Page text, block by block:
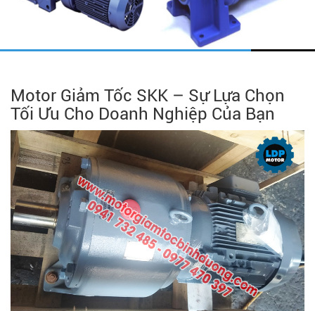
Motor Giảm Tốc SKK – Sự Lựa Chọn
Tối Ưu Cho Doanh Nghiệp Của Bạn